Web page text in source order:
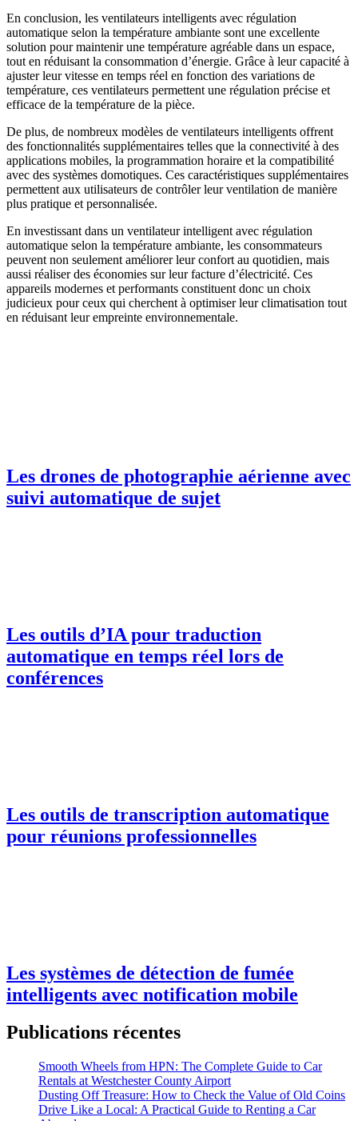
En conclusion, les ventilateurs intelligents avec régulation
automatique selon la température ambiante sont une excellente
solution pour maintenir une température agréable dans un espace,
tout en réduisant la consommation d’énergie. Grâce à leur capacité à
ajuster leur vitesse en temps réel en fonction des variations de
température, ces ventilateurs permettent une régulation précise et
efficace de la température de la pièce.
De plus, de nombreux modèles de ventilateurs intelligents offrent
des fonctionnalités supplémentaires telles que la connectivité à des
applications mobiles, la programmation horaire et la compatibilité
avec des systèmes domotiques. Ces caractéristiques supplémentaires
permettent aux utilisateurs de contrôler leur ventilation de manière
plus pratique et personnalisée.
En investissant dans un ventilateur intelligent avec régulation
automatique selon la température ambiante, les consommateurs
peuvent non seulement améliorer leur confort au quotidien, mais
aussi réaliser des économies sur leur facture d’électricité. Ces
appareils modernes et performants constituent donc un choix
judicieux pour ceux qui cherchent à optimiser leur climatisation tout
en réduisant leur empreinte environnementale.
Les drones de photographie aérienne avec
suivi automatique de sujet
Les outils d’IA pour traduction
automatique en temps réel lors de
conférences
Les outils de transcription automatique
pour réunions professionnelles
Les systèmes de détection de fumée
intelligents avec notification mobile
Publications récentes
Smooth Wheels from HPN: The Complete Guide to Car
Rentals at Westchester County Airport
Dusting Off Treasure: How to Check the Value of Old Coins
Drive Like a Local: A Practical Guide to Renting a Car